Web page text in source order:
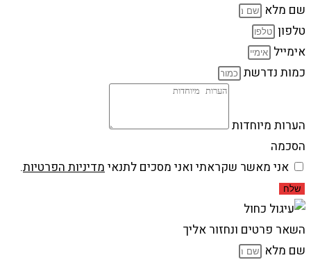
שם מלא
טלפון
אימייל
כמות נדרשת
הערות מיוחדות
הסכמה
אני מאשר שקראתי ואני מסכים לתנאי מדיניות הפרטיות.
שלח
השאר פרטים ונחזור אליך
שם מלא